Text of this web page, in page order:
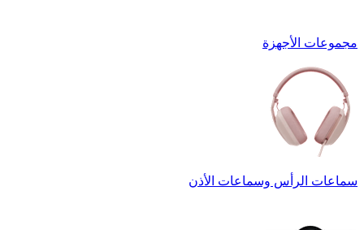
مجموعات الأجهزة
سماعات الرأس وسماعات الأذن